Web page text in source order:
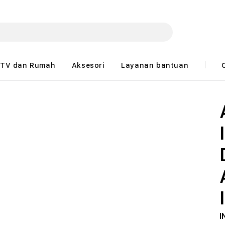
TV dan Rumah Aksesori Layanan bantuan